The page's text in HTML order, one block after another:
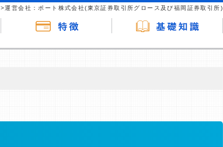
>運営会社：ポート株式会社(東京証券取引所グロース及び福岡証券取引所)